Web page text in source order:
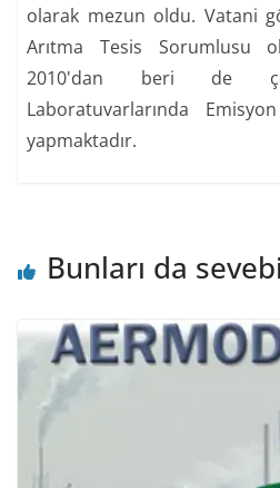
olarak mezun oldu. Vatani
Arıtma Tesis Sorumlusu
2010'dan beri de
Laboratuvarlarında
yapmaktadır.
Bunları da